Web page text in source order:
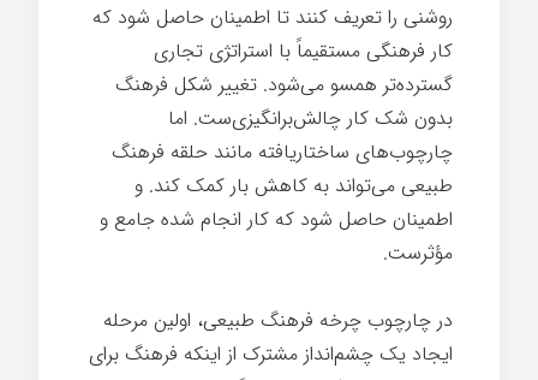
روشنی را تعریف کنند تا اطمینان حاصل شود که
کار فرهنگی مستقیماً با استراتژی تجاری
گسترده‌تر همسو می‌شود. تغییر شکل فرهنگ
بدون شک کار چالش‌برانگیزی‌ست. اما
چارچوب‌های ساختاریافته مانند حلقه فرهنگ
طبیعی می‌تواند به کاهش بار کمک کند. و
اطمینان حاصل شود که کار انجام شده جامع و
مؤثرست.
در چارچوب چرخه فرهنگ طبیعی، اولین مرحله
ایجاد یک چشم‌انداز مشترک از اینکه فرهنگ برای